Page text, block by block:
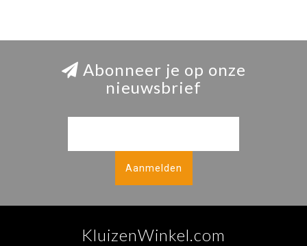
Abonneer je op onze
nieuwsbrief
Aanmelden
KluizenWinkel.com